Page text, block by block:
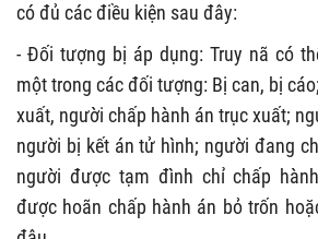
có đủ các điều kiện sau đây:
- Đối tượng bị áp dụng: Truy nã có
một trong các đối tượng: Bị can, bị
xuất, người chấp hành án trục xuất;
người bị kết án tử hình; người đang
người được tạm đình chỉ chấp
được hoãn chấp hành án bỏ trốn